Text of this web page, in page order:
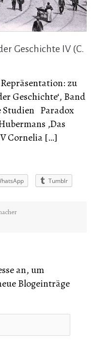
Geschichte IV (C.
zu
Geschichte‘, Band
Studien Paradox
‚Das
Cornelia […]
Tumblr
an, um
Blogeinträge